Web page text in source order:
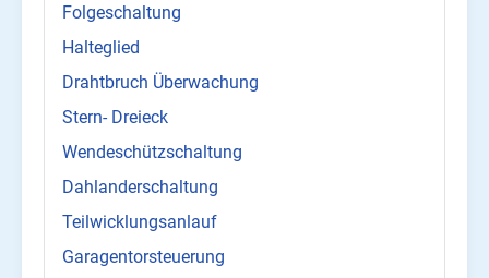
Folgeschaltung
Halteglied
Drahtbruch Überwachung
Stern- Dreieck
Wendeschützschaltung
Dahlanderschaltung
Teilwicklungsanlauf
Garagentorsteuerung